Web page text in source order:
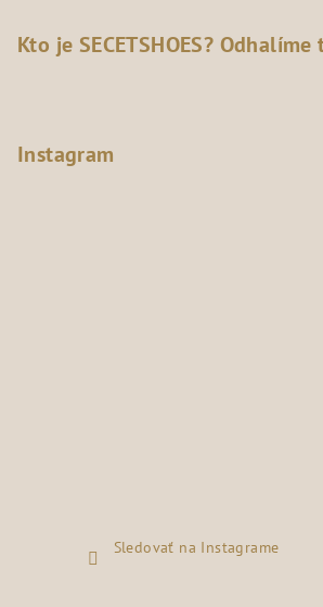
Kto je SECETSHOES?
Instagram
Sledovať na Instagrame